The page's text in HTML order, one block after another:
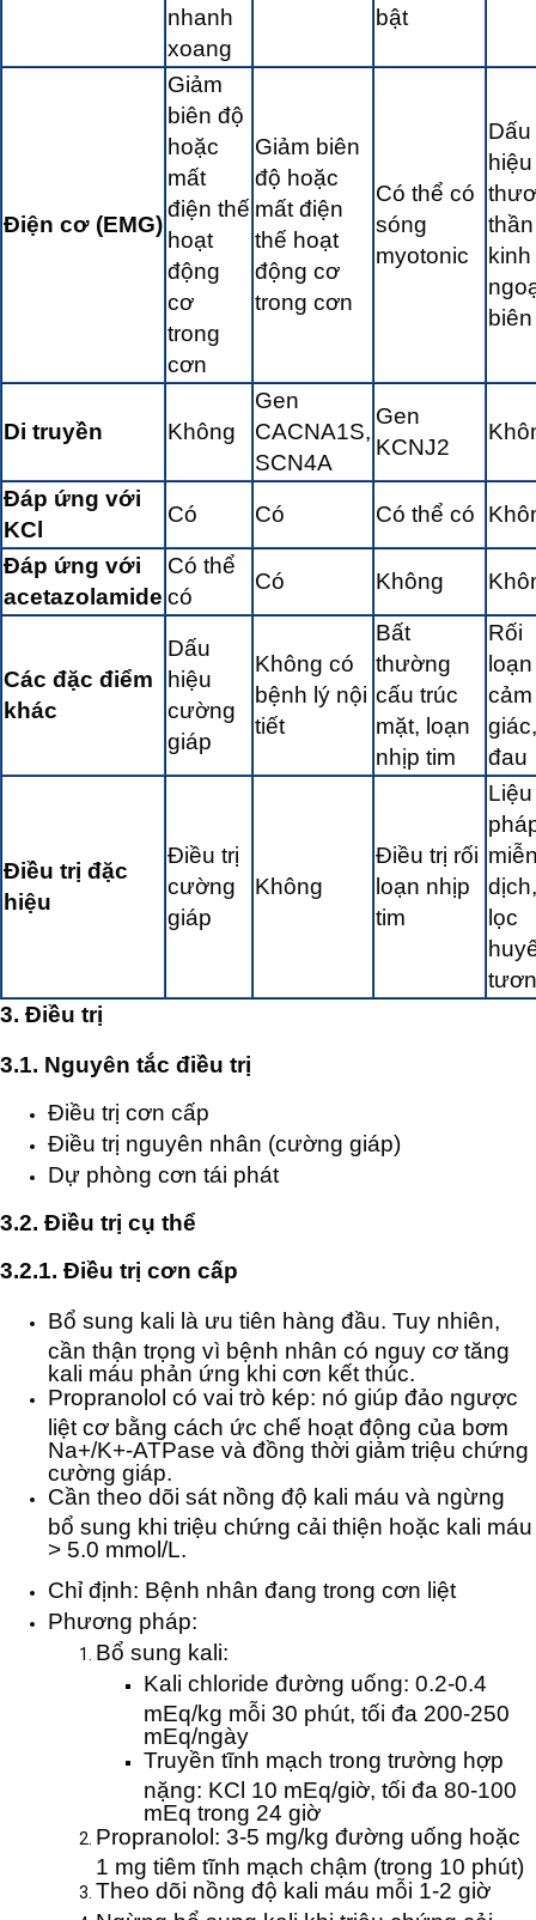
nhanh
xoang
bật
Điện cơ (EMG)
Giảm
biên độ
hoặc
mất
điện thế
hoạt
động
cơ
trong
cơn
Giảm biên
độ hoặc
mất điện
thế hoạt
động cơ
trong cơn
Có thể có
sóng
myotonic
Dấu
thần
kinh
biên
Di truyền Không
Gen
CACNA1S,
SCN4A
Gen
KCNJ2
Đáp ứng với
KCl
Có Có Có thể có
Đáp ứng với
acetazolamide
Có thể
có
Có Không
Các đặc điểm
khác
Dấu
hiệu
cường
giáp
Không có
bệnh lý nội
tiết
Bất
thường
cấu trúc
mặt, loạn
nhịp tim
Rối
loạn
cảm
giác,
đau
Điều trị đặc
hiệu
Điều trị
cường
giáp
Không
Điều trị rối
loạn nhịp
tim
Liệu
dịch,
lọc
3. Điều trị
3.1. Nguyên tắc điều trị
Điều trị cơn cấp
Điều trị nguyên nhân (cường giáp)
Dự phòng cơn tái phát
3.2. Điều trị cụ thể
3.2.1. Điều trị cơn cấp
Bổ sung kali là ưu tiên hàng đầu. Tuy nhiên,
cần thận trọng vì bệnh nhân có nguy cơ tăng
kali máu phản ứng khi cơn kết thúc.
Propranolol có vai trò kép: nó giúp đảo ngược
liệt cơ bằng cách ức chế hoạt động của bơm
Na+/K+-ATPase và đồng thời giảm triệu chứng
cường giáp.
Cần theo dõi sát nồng độ kali máu và ngừng
bổ sung khi triệu chứng cải thiện hoặc kali máu
> 5.0 mmol/L.
Chỉ định: Bệnh nhân đang trong cơn liệt
Phương pháp:
Bổ sung kali:
Kali chloride đường uống: 0.2-0.4
mEq/kg mỗi 30 phút, tối đa 200-250
mEq/ngày
Truyền tĩnh mạch trong trường hợp
nặng: KCl 10 mEq/giờ, tối đa 80-100
mEq trong 24 giờ
Propranolol: 3-5 mg/kg đường uống hoặc
1 mg tiêm tĩnh mạch chậm (trong 10 phút)
Theo dõi nồng độ kali máu mỗi 1-2 giờ